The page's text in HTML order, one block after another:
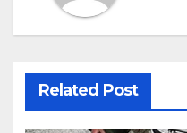
Related Post